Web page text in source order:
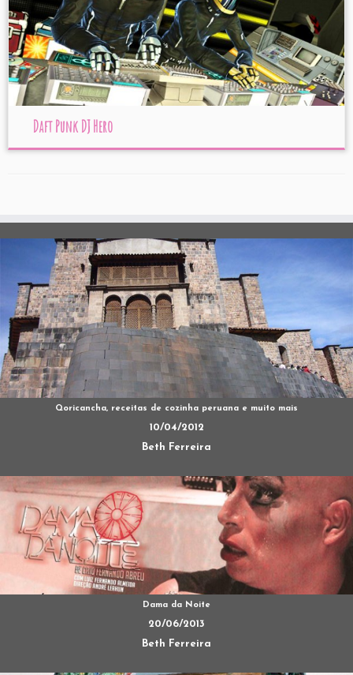
Daft Punk DJ Hero
Qoricancha, receitas de cozinha peruana e muito mais
10/04/2012
Beth Ferreira
Dama da Noite
20/06/2013
Beth Ferreira